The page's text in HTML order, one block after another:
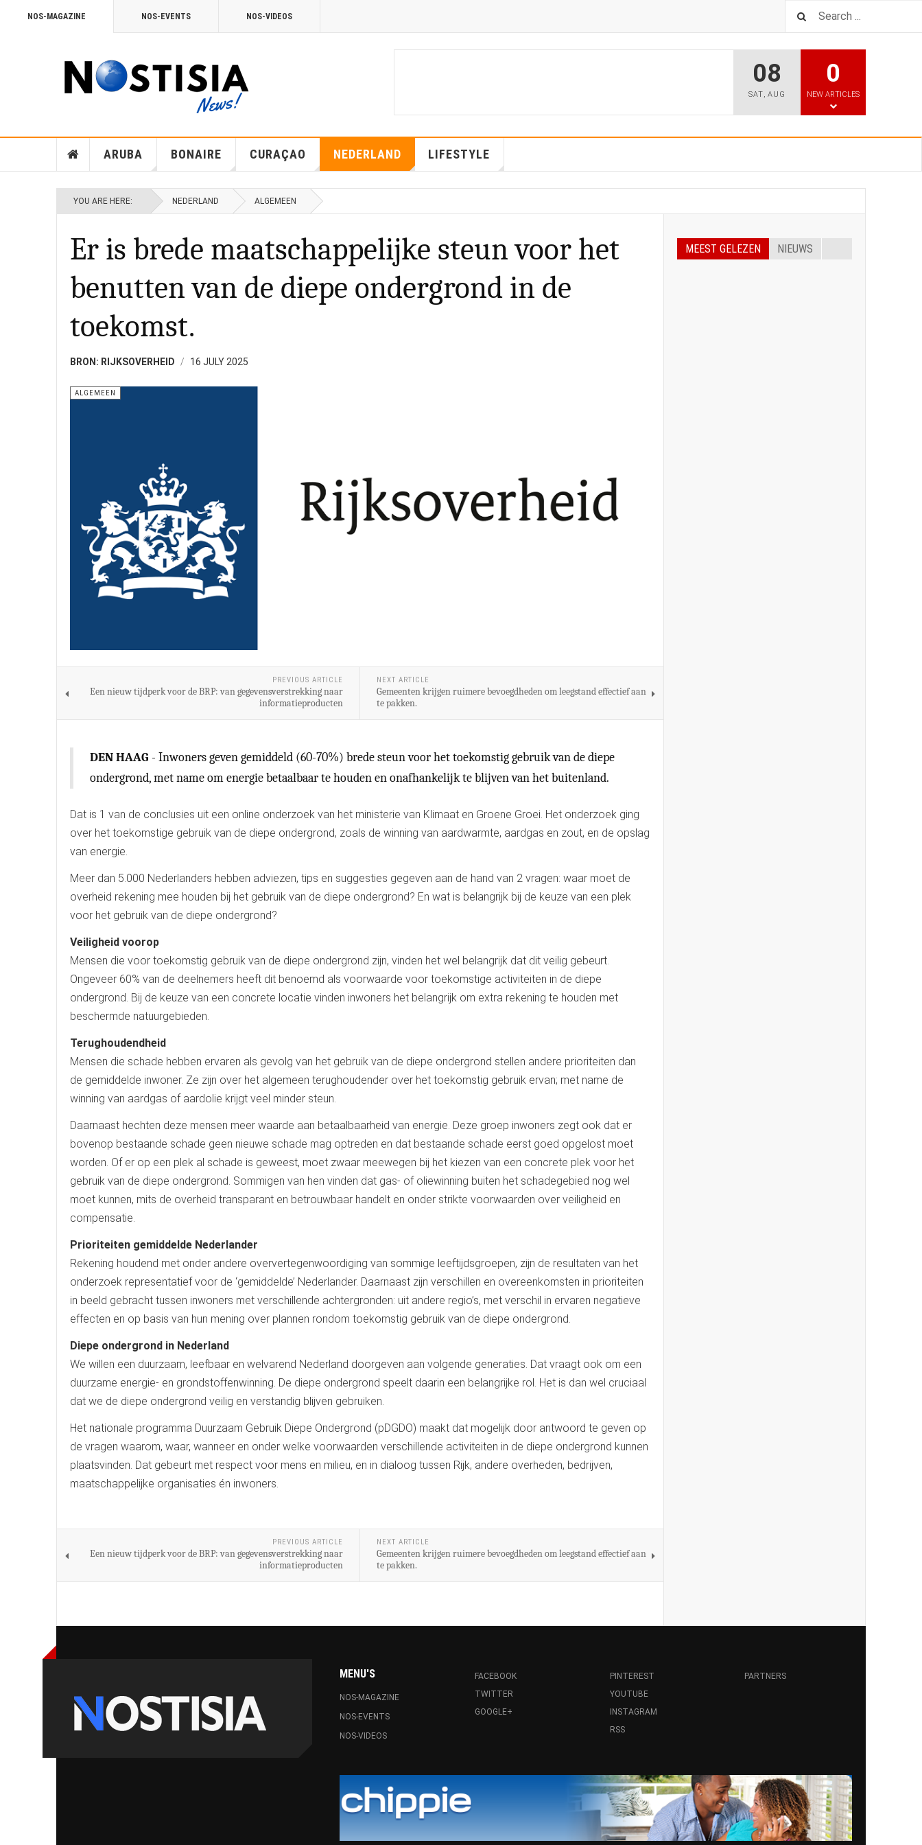
NOS-MAGAZINE NOS-EVENTS NOS-VIDEOS
08
SAT, AUG
0
NEW ARTICLES
ARUBA BONAIRE CURAÇAO NEDERLAND LIFESTYLE
YOU ARE HERE: NEDERLAND ALGEMEEN
Er is brede maatschappelijke steun voor het
benutten van de diepe ondergrond in de
toekomst.
BRON: RIJKSOVERHEID 16 JULY 2025
ALGEMEEN
PREVIOUS ARTICLE
Een nieuw tijdperk voor de BRP: van gegevensverstrekking naar
informatieproducten
NEXT ARTICLE
Gemeenten krijgen ruimere bevoegdheden om leegstand effectief aan
te pakken.
DEN HAAG - Inwoners geven gemiddeld (60-70%) brede steun voor het toekomstig gebruik van de diepe
ondergrond, met name om energie betaalbaar te houden en onafhankelijk te blijven van het buitenland.
Dat is 1 van de conclusies uit een online onderzoek van het ministerie van Klimaat en Groene Groei. Het onderzoek ging
over het toekomstige gebruik van de diepe ondergrond, zoals de winning van aardwarmte, aardgas en zout, en de opslag
van energie.
Meer dan 5.000 Nederlanders hebben adviezen, tips en suggesties gegeven aan de hand van 2 vragen: waar moet de
overheid rekening mee houden bij het gebruik van de diepe ondergrond? En wat is belangrijk bij de keuze van een plek
voor het gebruik van de diepe ondergrond?
Veiligheid voorop
Mensen die voor toekomstig gebruik van de diepe ondergrond zijn, vinden het wel belangrijk dat dit veilig gebeurt.
Ongeveer 60% van de deelnemers heeft dit benoemd als voorwaarde voor toekomstige activiteiten in de diepe
ondergrond. Bij de keuze van een concrete locatie vinden inwoners het belangrijk om extra rekening te houden met
beschermde natuurgebieden.
Terughoudendheid
Mensen die schade hebben ervaren als gevolg van het gebruik van de diepe ondergrond stellen andere prioriteiten dan
de gemiddelde inwoner. Ze zijn over het algemeen terughoudender over het toekomstig gebruik ervan; met name de
winning van aardgas of aardolie krijgt veel minder steun.
Daarnaast hechten deze mensen meer waarde aan betaalbaarheid van energie. Deze groep inwoners zegt ook dat er
bovenop bestaande schade geen nieuwe schade mag optreden en dat bestaande schade eerst goed opgelost moet
worden. Of er op een plek al schade is geweest, moet zwaar meewegen bij het kiezen van een concrete plek voor het
gebruik van de diepe ondergrond. Sommigen van hen vinden dat gas- of oliewinning buiten het schadegebied nog wel
moet kunnen, mits de overheid transparant en betrouwbaar handelt en onder strikte voorwaarden over veiligheid en
compensatie.
Prioriteiten gemiddelde Nederlander
Rekening houdend met onder andere oververtegenwoordiging van sommige leeftijdsgroepen, zijn de resultaten van het
onderzoek representatief voor de ‘gemiddelde’ Nederlander. Daarnaast zijn verschillen en overeenkomsten in prioriteiten
in beeld gebracht tussen inwoners met verschillende achtergronden: uit andere regio’s, met verschil in ervaren negatieve
effecten en op basis van hun mening over plannen rondom toekomstig gebruik van de diepe ondergrond.
Diepe ondergrond in Nederland
We willen een duurzaam, leefbaar en welvarend Nederland doorgeven aan volgende generaties. Dat vraagt ook om een
duurzame energie- en grondstoffenwinning. De diepe ondergrond speelt daarin een belangrijke rol. Het is dan wel cruciaal
dat we de diepe ondergrond veilig en verstandig blijven gebruiken.
Het nationale programma Duurzaam Gebruik Diepe Ondergrond (pDGDO) maakt dat mogelijk door antwoord te geven op
de vragen waarom, waar, wanneer en onder welke voorwaarden verschillende activiteiten in de diepe ondergrond kunnen
plaatsvinden. Dat gebeurt met respect voor mens en milieu, en in dialoog tussen Rijk, andere overheden, bedrijven,
maatschappelijke organisaties én inwoners.
PREVIOUS ARTICLE
Een nieuw tijdperk voor de BRP: van gegevensverstrekking naar
informatieproducten
NEXT ARTICLE
Gemeenten krijgen ruimere bevoegdheden om leegstand effectief aan
te pakken.
MEEST GELEZEN NIEUWS
MENU'S
NOS-MAGAZINE
NOS-EVENTS
NOS-VIDEOS
FACEBOOK
TWITTER
GOOGLE+
PINTEREST
YOUTUBE
INSTAGRAM
RSS
PARTNERS